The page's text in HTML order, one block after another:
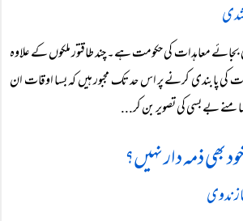
معاہدات کی حکومت ہے۔ چند طاقتور ملکوں کے علاوہ
کی پابندی کرنے پر اس حد تک مجبور ہیں کہ بسا اوقات ان
بے بسی کی تصویر بن کر...
بھی ذمہ دار نہیں؟
ندوی